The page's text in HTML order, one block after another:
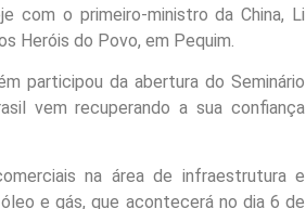
com o primeiro-ministro da China, Li
Heróis do Povo, em Pequim.
participou da abertura do Seminário
vem recuperando a sua confiança
na área de infraestrutura e
e gás, que acontecerá no dia 6 de